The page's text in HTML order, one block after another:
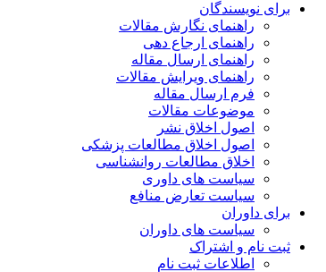
برای نویسندگان
راهنمای نگارش مقالات
راهنمای ارجاع دهی
راهنمای ارسال مقاله
راهنمای ویرایش مقالات
فرم ارسال مقاله
موضوعات مقالات
اصول اخلاق نشر
اصول اخلاق مطالعات پزشکی
اخلاق مطالعات روانشناسی
سیاست های داوری
سیاست تعارض منافع
برای داوران
سیاست های داوران
ثبت نام و اشتراک
اطلاعات ثبت نام